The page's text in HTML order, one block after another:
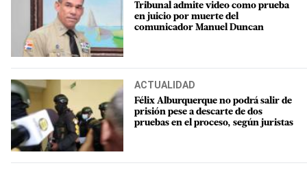
Tribunal admite video como prueba
en juicio por muerte del
comunicador Manuel Duncan
ACTUALIDAD
Félix Alburquerque no podrá salir de
prisión pese a descarte de dos
pruebas en el proceso, según juristas